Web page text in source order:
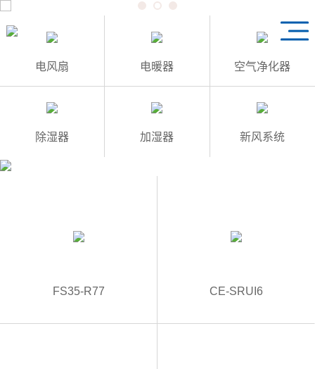
2
电风扇 电暖器 空气净化器
除湿器 加湿器 新风系统
FS35-R77 CE-SRUI6